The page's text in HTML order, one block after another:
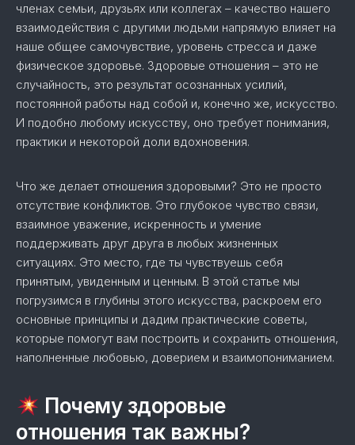
членах семьи, друзьях или коллегах – качество нашего
взаимодействия с другими людьми напрямую влияет на
наше общее самочувствие, уровень стресса и даже
физическое здоровье. Здоровые отношения – это не
случайность, это результат осознанных усилий,
постоянной работы над собой и, конечно же, искусство.
И подобно любому искусству, оно требует понимания,
практики и некоторой доли вдохновения.
Что же делает отношения здоровыми? Это не просто
отсутствие конфликтов. Это глубокое чувство связи,
взаимное уважение, искренность и умение
поддерживать друг друга в любых жизненных
ситуациях. Это место, где ты чувствуешь себя
принятым, увиденным и ценным. В этой статье мы
погрузимся в глубины этого искусства, раскроем его
основные принципы и дадим практические советы,
которые помогут вам построить и сохранить отношения,
наполненные любовью, доверием и взаимопониманием.
Почему здоровые
отношения так важны?